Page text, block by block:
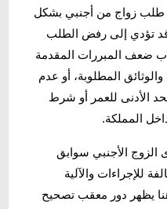
طلب زواج من أجنبي بشكل
قد تؤدي إلى رفض الطلب
ضعف المبررات المقدمة
المطلوبة، أو عدم
الأدنى للعمر أو شرط
المملكة.
الزوج الأجنبي سوابق
للإجراءات والآلية
يظهر دور معقب تصحيح